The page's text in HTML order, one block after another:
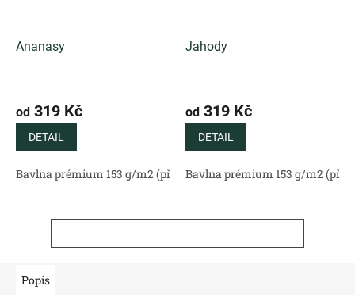
Ananasy
od 319 Kč
DETAIL
Bavlna prémium 153 g/m2 (přírodní) Bavlněný satén 130 g/
Jahody
od 319 Kč
DETAIL
Bavlna prémium 153 g/m2
Popis